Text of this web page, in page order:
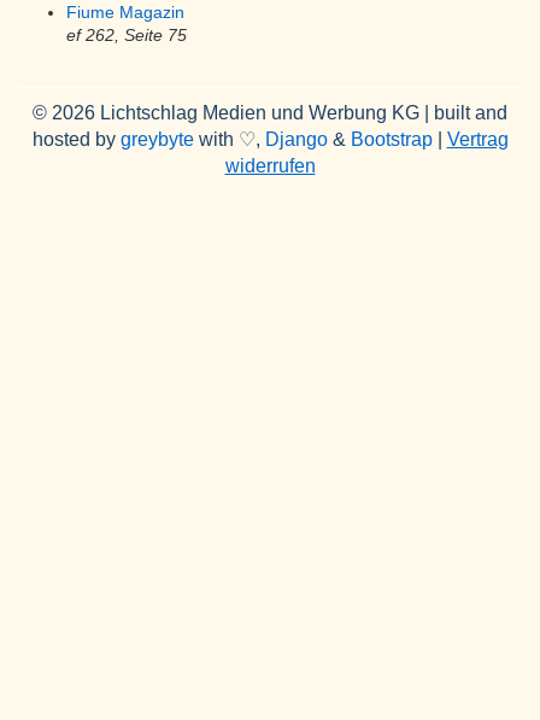
Fiume Magazin
ef 262, Seite 75
© 2026 Lichtschlag Medien und Werbung KG | built and
hosted by greybytewith ♡, Django& Bootstrap| Vertrag
widerrufen